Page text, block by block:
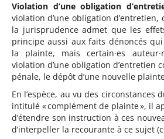
Violation d’une obligation
violation d’une obligation
la jurisprudence admet que les
principe aussi aux faits dénoncés
la plainte, mais certain·es
violation d’une obligation d’entretien
pénale, le dépôt d’une nouvelle
En l’espèce, au vu des
intitulé « complément de plainte », il
d’étendre son instruction à ces
d’interpeller la recourante à ce sujet